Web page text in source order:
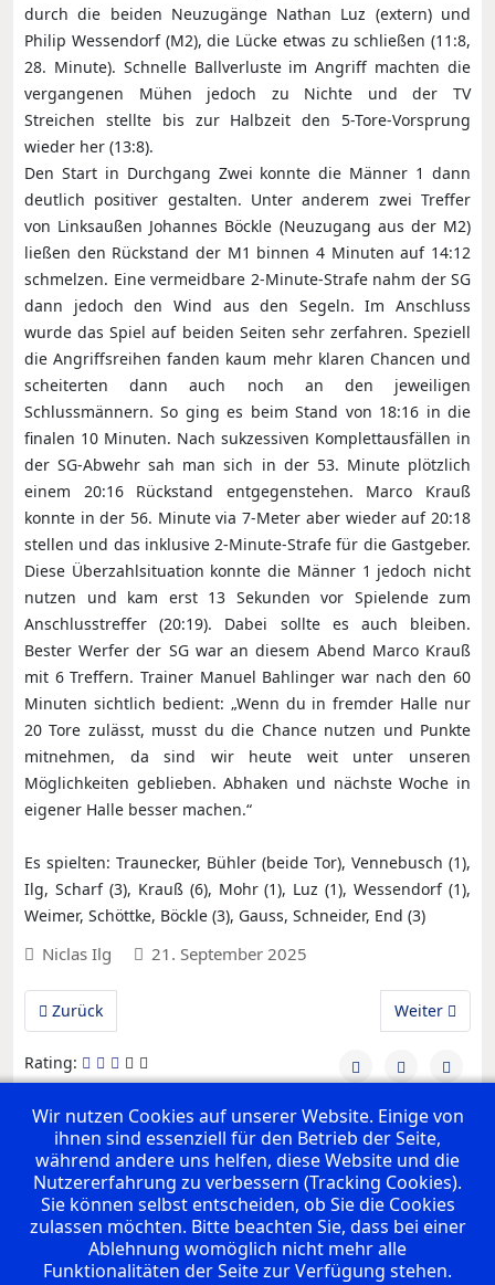
durch die beiden Neuzugänge Nathan Luz (extern) und
Philip Wessendorf (M2), die Lücke etwas zu schließen (11:8,
28. Minute). Schnelle Ballverluste im Angriff machten die
vergangenen Mühen jedoch zu Nichte und der TV
Streichen stellte bis zur Halbzeit den 5-Tore-Vorsprung
wieder her (13:8).
Den Start in Durchgang Zwei konnte die Männer 1 dann
deutlich positiver gestalten. Unter anderem zwei Treffer
von Linksaußen Johannes Böckle (Neuzugang aus der M2)
ließen den Rückstand der M1 binnen 4 Minuten auf 14:12
schmelzen. Eine vermeidbare 2-Minute-Strafe nahm der SG
dann jedoch den Wind aus den Segeln. Im Anschluss
wurde das Spiel auf beiden Seiten sehr zerfahren. Speziell
die Angriffsreihen fanden kaum mehr klaren Chancen und
scheiterten dann auch noch an den jeweiligen
Schlussmännern. So ging es beim Stand von 18:16 in die
finalen 10 Minuten. Nach sukzessiven Komplettausfällen in
der SG-Abwehr sah man sich in der 53. Minute plötzlich
einem 20:16 Rückstand entgegenstehen. Marco Krauß
konnte in der 56. Minute via 7-Meter aber wieder auf 20:18
stellen und das inklusive 2-Minute-Strafe für die Gastgeber.
Diese Überzahlsituation konnte die Männer 1 jedoch nicht
nutzen und kam erst 13 Sekunden vor Spielende zum
Anschlusstreffer (20:19). Dabei sollte es auch bleiben.
Bester Werfer der SG war an diesem Abend Marco Krauß
mit 6 Treffern. Trainer Manuel Bahlinger war nach den 60
Minuten sichtlich bedient: „Wenn du in fremder Halle nur
20 Tore zulässt, musst du die Chance nutzen und Punkte
mitnehmen, da sind wir heute weit unter unseren
Möglichkeiten geblieben. Abhaken und nächste Woche in
eigener Halle besser machen.“
Es spielten: Traunecker, Bühler (beide Tor), Vennebusch (1),
Ilg, Scharf (3), Krauß (6), Mohr (1), Luz (1), Wessendorf (1),
Weimer, Schöttke, Böckle (3), Gauss, Schneider, End (3)
Niclas Ilg 21. September 2025
Vorheriger Beitrag: M1: Heimauftakt in Nebringen
Zurück Nächster
Weiter
Rating:
UNSERE PREMIUM SPONSOREN
Wir nutzen Cookies auf unserer Website. Einige von
ihnen sind essenziell für den Betrieb der Seite,
während andere uns helfen, diese Website und die
Nutzererfahrung zu verbessern (Tracking Cookies).
Sie können selbst entscheiden, ob Sie die Cookies
zulassen möchten. Bitte beachten Sie, dass bei einer
Ablehnung womöglich nicht mehr alle
Funktionalitäten der Seite zur Verfügung stehen.